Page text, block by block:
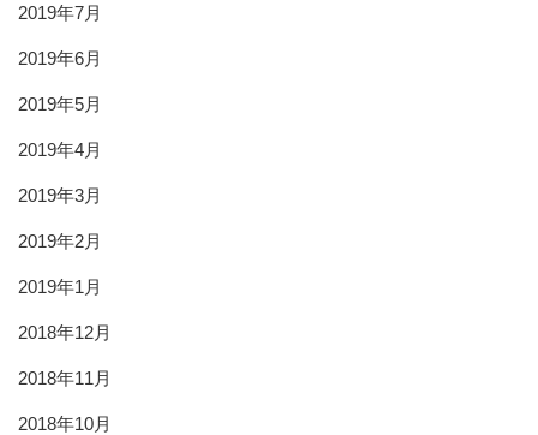
2019年7月
2019年6月
2019年5月
2019年4月
2019年3月
2019年2月
2019年1月
2018年12月
2018年11月
2018年10月